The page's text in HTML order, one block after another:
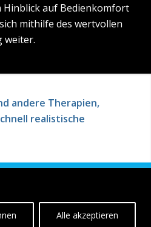
Alle akzeptieren
Hinblick auf Bedienkomfort
mithilfe des wertvollen
weiter.
andere Therapien,
realistische